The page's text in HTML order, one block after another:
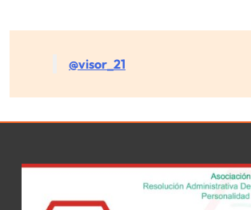
@visor_21